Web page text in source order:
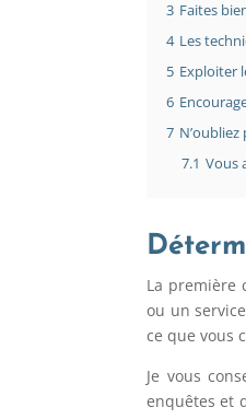
3 Faites
4 Les
5 Exploiter
6
7
7.1 Vous
La première
ou un
ce que vous
Je vous
enquêtes et